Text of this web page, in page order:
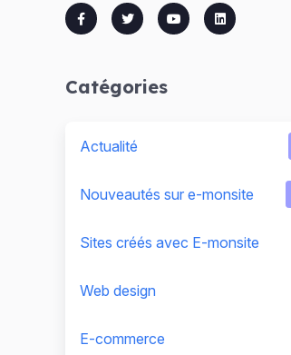
Catégories
Actualité
Nouveautés sur e-monsite
Sites créés avec E-monsite
Web design
E-commerce